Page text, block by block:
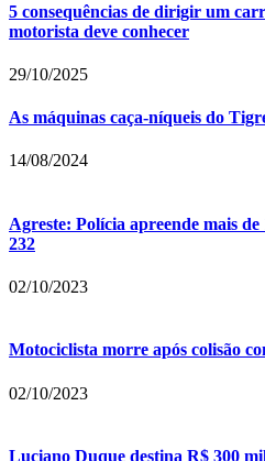
5 consequências de dirigir um
motorista deve conhecer
29/10/2025
As máquinas caça-níqueis do
14/08/2024
Agreste: Polícia apreende mais
232
02/10/2023
Motociclista morre após colisão
02/10/2023
Luciano Duque destina R$ 300